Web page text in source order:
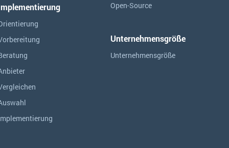
Open-Source
Unternehmensgröße
Unternehmensgröße